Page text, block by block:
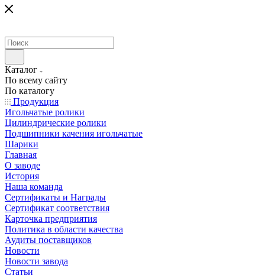
Каталог
По всему сайту
По каталогу
Продукция
Игольчатые ролики
Цилиндрические ролики
Подшипники качения игольчатые
Шарики
Главная
О заводе
История
Наша команда
Сертификаты и Награды
Сертификат соответствия
Карточка предприятия
Политика в области качества
Аудиты поставщиков
Новости
Новости завода
Статьи